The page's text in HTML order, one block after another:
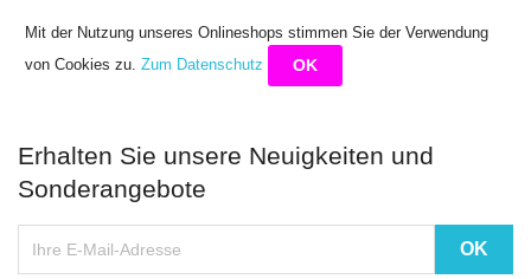
Mit der Nutzung unseres Onlineshops stimmen Sie der Verwendung
von Cookies zu. Zum Datenschutz OK
Erhalten Sie unsere Neuigkeiten und
Sonderangebote